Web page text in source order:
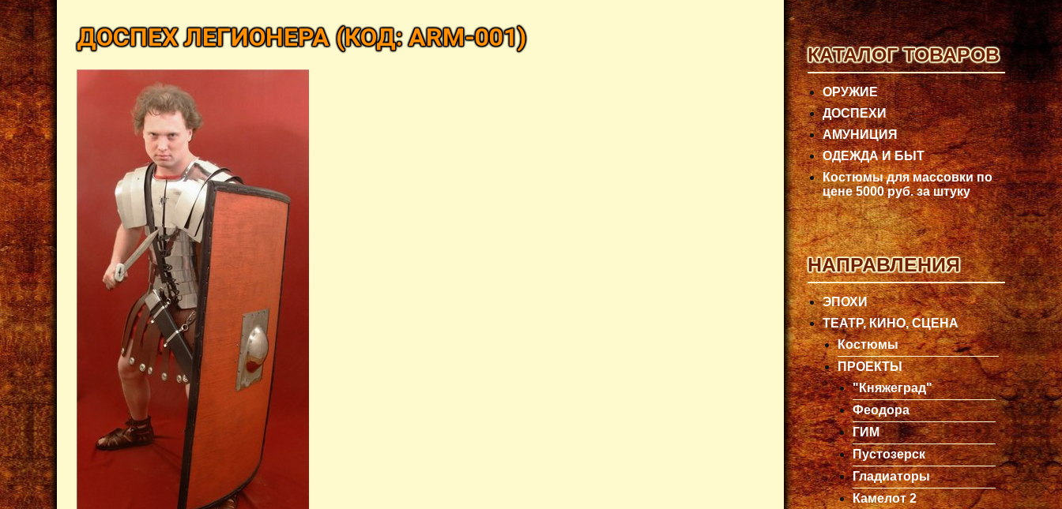
ДОСПЕХ ЛЕГИОНЕРА(КОД:ARM-001)
КАТАЛОГ ТОВАРОВ
ОРУЖИЕ
ДОСПЕХИ
АМУНИЦИЯ
ОДЕЖДА И БЫТ
Костюмы для массовки по
цене 5000 руб. за штуку
НАПРАВЛЕНИЯ
ЭПОХИ
ТЕАТР, КИНО, СЦЕНА
Костюмы
ПРОЕКТЫ
"Княжеград"
Феодора
ГИМ
Пустозерск
Гладиаторы
Камелот 2